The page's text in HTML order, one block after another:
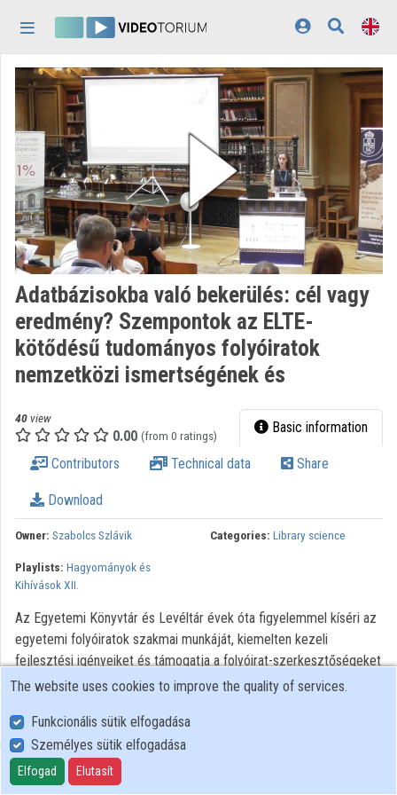
Home
Log In
Discovery
Categories
Playlists
Organizations
Contributors
Appearance:light
Adatbázisokba való bekerülés: cél vagy
eredmény? Szempontok az ELTE-
kötődésű tudományos folyóiratok
nemzetközi ismertségének és
40 view
0.00 (from 0 ratings) Basic information
Contributors Technical data Share
Download
Owner: Szabolcs Szlávik Categories: Library science
Playlists: Hagyományok és
Kihívások XII.
Az Egyetemi Könyvtár és Levéltár évek óta figyelemmel kíséri az
egyetemi folyóiratok szakmai munkáját, kiemelten kezeli
fejlesztési igényeiket és támogatja a folyóirat-szerkesztőségeket
abban a fő törekvésükben is, hogy a közzétett tudományos
nemzetközi szakmai közösségek számára. A folyóirat-
támogatással foglalkozó könyvtári szakemberek számára a
legfőbb kihívást az jelenti, hogy eltérő adottságokkal rendelkező,
különböző tudományterületeket és célcsoportokat lefedő
The website uses cookies to improve the quality of services.
Funkcionális sütik elfogadása
Személyes sütik elfogadása
Elfogad Elutasít